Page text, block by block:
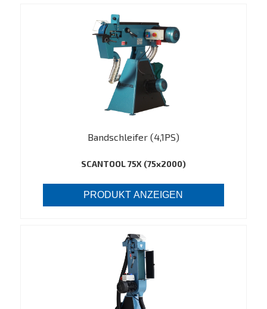
Bandschleifer (4,1PS)
SCANTOOL 75X (75x2000)
PRODUKT ANZEIGEN